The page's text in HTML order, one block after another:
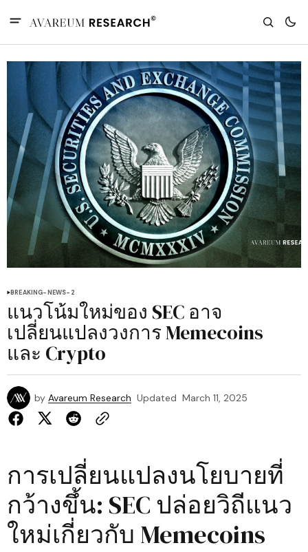
BREAKING-NEWS-2
แนวโน้มใหม่ของ SEC อาจ
เปลี่ยนแปลงวงการ Memecoins
และ Crypto
by Avareum Research Updated March 11, 2025
การเปลี่ยนแปลงนโยบายที่
กว้างขึ้น: SEC ปล่อยวิถีแนว
ใหม่เกี่ยวกับ Memecoins